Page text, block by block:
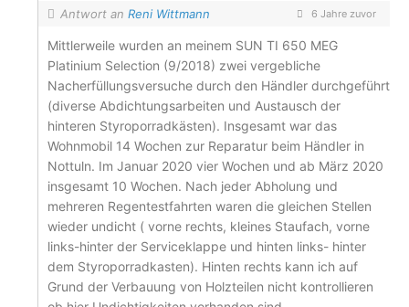
Antwort an Reni Wittmann 6 Jahre zuvor
Mittlerweile wurden an meinem SUN TI 650 MEG
Platinium Selection (9/2018) zwei vergebliche
Nacherfüllungsversuche durch den Händler durchgeführt
(diverse Abdichtungsarbeiten und Austausch der
hinteren Styroporradkästen). Insgesamt war das
Wohnmobil 14 Wochen zur Reparatur beim Händler in
Nottuln. Im Januar 2020 vier Wochen und ab März 2020
insgesamt 10 Wochen. Nach jeder Abholung und
mehreren Regentestfahrten waren die gleichen Stellen
wieder undicht ( vorne rechts, kleines Staufach, vorne
links-hinter der Serviceklappe und hinten links- hinter
dem Styroporradkasten). Hinten rechts kann ich auf
Grund der Verbauung von Holzteilen nicht kontrollieren